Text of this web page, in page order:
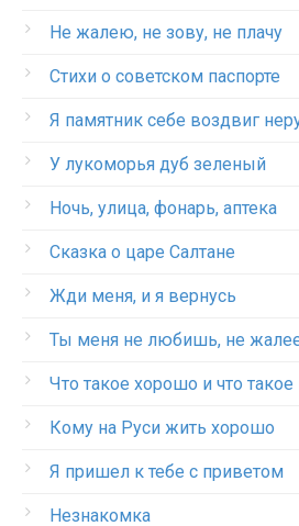
Не жалею, не зову, не плачу
Стихи о советском паспорте
Я памятник себе воздвиг
У лукоморья дуб зеленый
Ночь, улица, фонарь, аптека
Сказка о царе Салтане
Жди меня, и я вернусь
Ты меня не любишь, не
Что такое хорошо и что такое
Кому на Руси жить хорошо
Я пришел к тебе с приветом
Незнакомка